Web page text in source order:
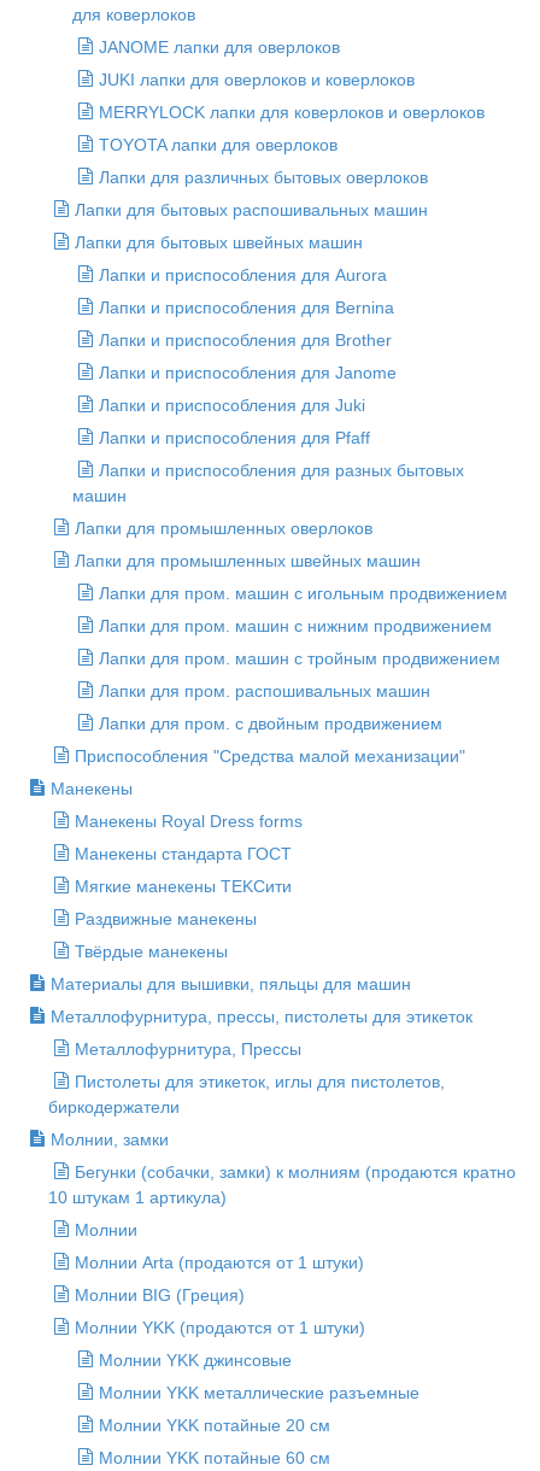
для коверлоков
JANOME лапки для оверлоков
JUKI лапки для оверлоков и коверлоков
MERRYLOCK лапки для коверлоков и оверлоков
TOYOTA лапки для оверлоков
Лапки для различных бытовых оверлоков
Лапки для бытовых распошивальных машин
Лапки для бытовых швейных машин
Лапки и приспособления для Aurora
Лапки и приспособления для Bernina
Лапки и приспособления для Brother
Лапки и приспособления для Janome
Лапки и приспособления для Juki
Лапки и приспособления для Pfaff
Лапки и приспособления для разных бытовых
машин
Лапки для промышленных оверлоков
Лапки для промышленных швейных машин
Лапки для пром. машин с игольным продвижением
Лапки для пром. машин с нижним продвижением
Лапки для пром. машин с тройным продвижением
Лапки для пром. распошивальных машин
Лапки для пром. с двойным продвижением
Приспособления "Средства малой механизации"
Манекены
Манекены Royal Dress forms
Манекены стандарта ГОСТ
Мягкие манекены ТEKCити
Раздвижные манекены
Твёрдые манекены
Материалы для вышивки, пяльцы для машин
Металлофурнитура, прессы, пистолеты для этикеток
Металлофурнитура, Прессы
Пистолеты для этикеток, иглы для пистолетов,
биркодержатели
Молнии, замки
Бегунки (собачки, замки) к молниям (продаются кратно
10 штукам 1 артикула)
Молнии
Молнии Arta (продаются от 1 штуки)
Молнии BIG (Греция)
Молнии YKK (продаются от 1 штуки)
Молнии YKK джинсовые
Молнии YKK металлические разъемные
Молнии YKK потайные 20 см
Молнии YKK потайные 60 см